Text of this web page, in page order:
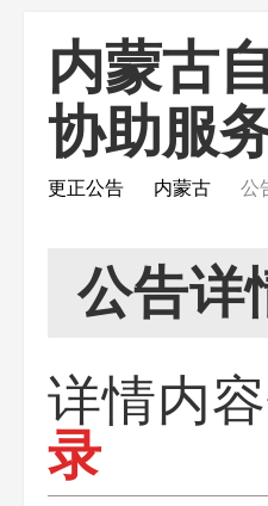
内蒙古
协助服
更正公告 内蒙古 公
公告详
详情内
录